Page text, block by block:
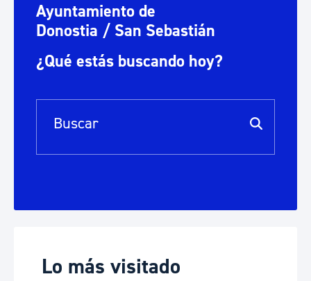
Ayuntamiento de
Donostia / San Sebastián
¿Qué estás buscando hoy?
Barra de búsqueda
Lo más visitado